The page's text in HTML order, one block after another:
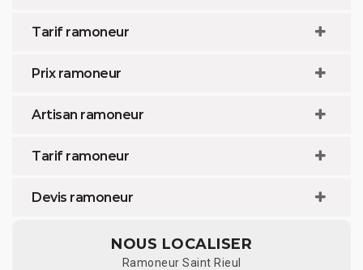
Tarif ramoneur
Prix ramoneur
Artisan ramoneur
Tarif ramoneur
Devis ramoneur
NOUS LOCALISER
Ramoneur Saint Rieul